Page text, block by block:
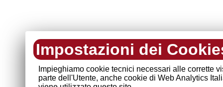
Impostazioni dei
Impieghiamo cookie tecnici necessari alle corrette
parte dell'Utente, anche cookie di Web Analytics